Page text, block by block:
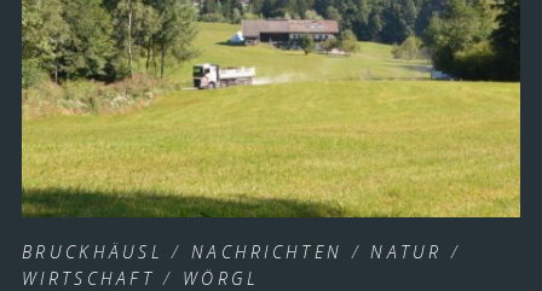
BRUCKHÄUSL / NACHRICHTEN / NATUR /
WIRTSCHAFT / WÖRGL